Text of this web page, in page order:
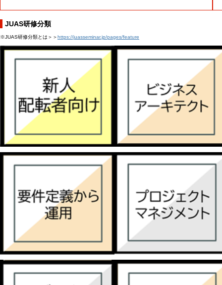
JUAS研修分類
※JUAS研修分類とは＞＞https://juasseminar.jp/pages/feature